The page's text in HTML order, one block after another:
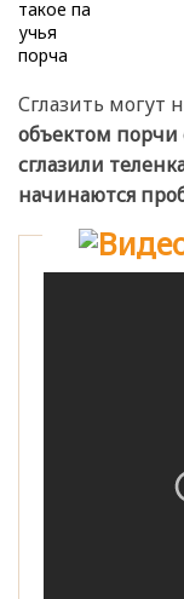
Сглазить могут
объектом порчи
сглазили
начинаются